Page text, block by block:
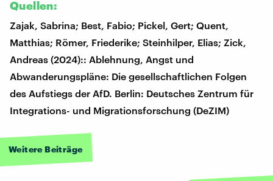
Quellen:
Zajak, Sabrina; Best, Fabio; Pickel, Gert; Quent,
Matthias; Römer, Friederike; Steinhilper, Elias; Zick,
Andreas (2024):: Ablehnung, Angst und
Abwanderungspläne: Die gesellschaftlichen Folgen
des Aufstiegs der AfD. Berlin: Deutsches Zentrum für
Integrations- und Migrationsforschung (DeZIM)
Weitere Beiträge